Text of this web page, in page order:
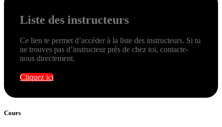
Liste des instructeurs
Ce lien te permet d’accéder à la liste des instructeurs. Si tu
ne trouves pas d’instructeur près de chez toi, contacte-
nous directement.
Cliquez ici
Cours